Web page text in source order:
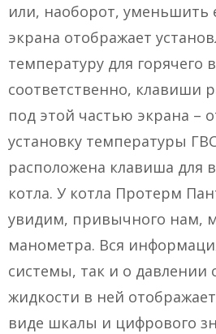
или, наоборот, уменьшить
экрана отображает
температуру для горячего
соответственно, клавиши
под этой частью экрана –
установку температуры
расположена клавиша для
котла. У котла Протерм
увидим, привычного нам,
манометра. Вся
системы, так и о давлении
жидкости в ней
виде шкалы и цифрового